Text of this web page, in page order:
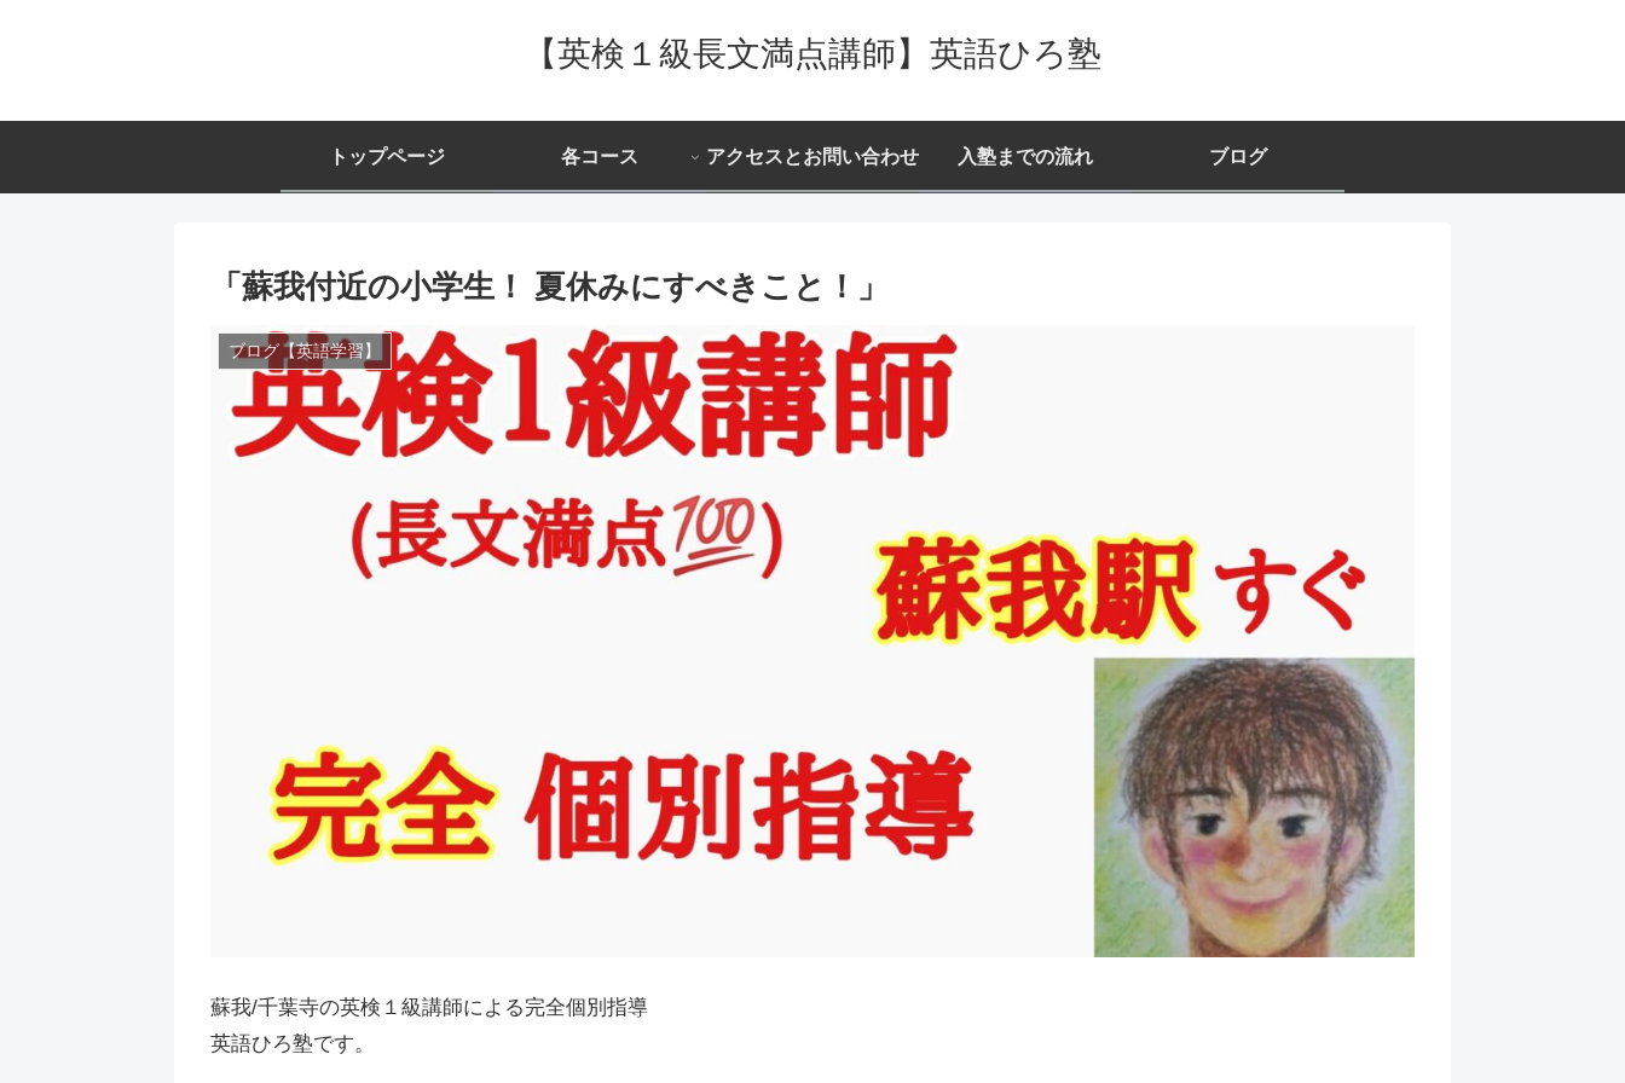
【英検１級長文満点講師】英語ひろ塾
トップページ 各コース アクセスとお問い合わせ 入塾までの流れ ブログ
「蘇我付近の小学生！ 夏休みにすべきこと！」
ブログ【英語学習】
蘇我/千葉寺の英検１級講師による完全個別指導
英語ひろ塾です。